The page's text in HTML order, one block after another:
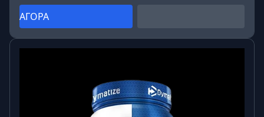
ΑΓΟΡΑ